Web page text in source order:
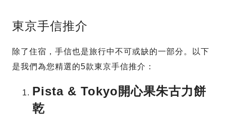
東京手信推介
除了住宿，手信也是旅行中不可或缺的一部分。以下
是我們為您精選的5款東京手信推介：
Pista & Tokyo開心果朱古力餅
乾